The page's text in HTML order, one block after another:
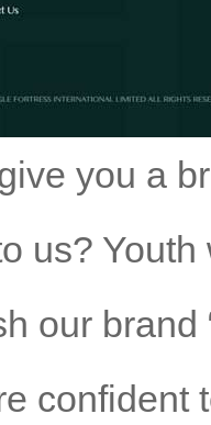
you a
us?
our brand
confident